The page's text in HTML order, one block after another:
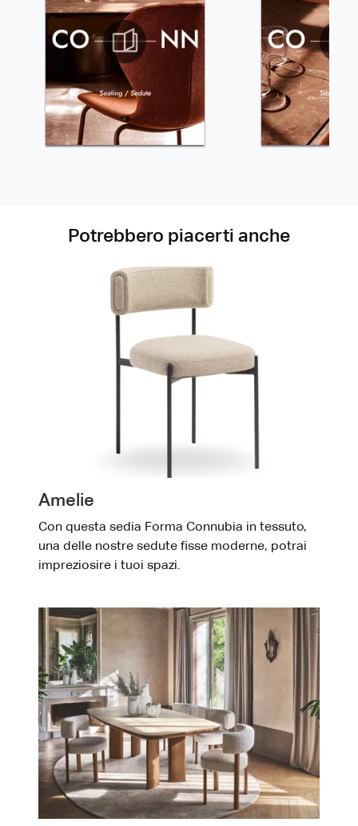
Potrebbero piacerti anche
Amelie
Con questa sedia Forma Connubia in tessuto,
una delle nostre sedute fisse moderne, potrai
impreziosire i tuoi spazi.